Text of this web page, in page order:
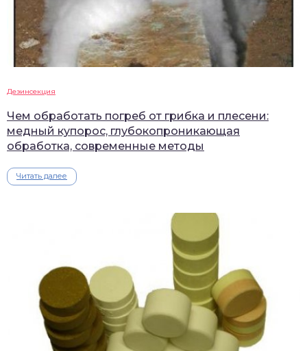
Дезинсекция
Чем обработать погреб от грибка и плесени:
медный купорос, глубокопроникающая
обработка, современные методы
Читать далее